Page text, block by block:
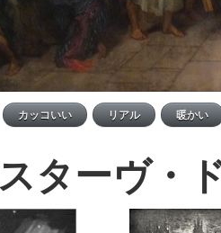
ターヴ・